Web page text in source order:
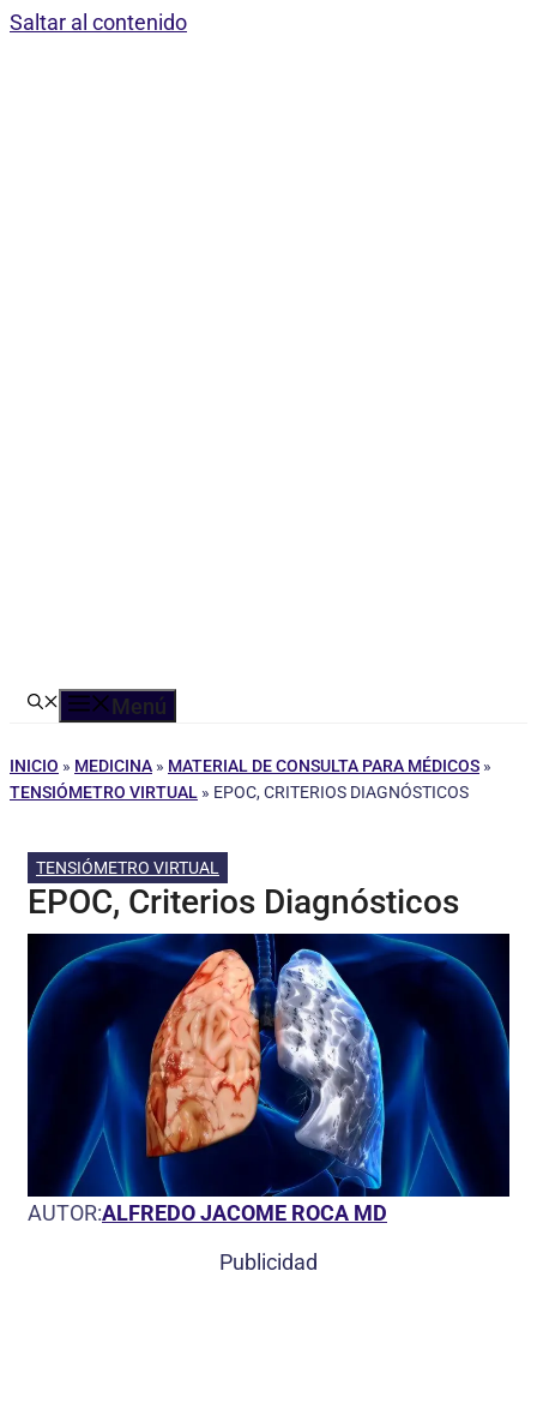
Saltar al contenido
Menú
INICIO » MEDICINA » MATERIAL DE CONSULTA PARA MÉDICOS »
TENSIÓMETRO VIRTUAL » EPOC, CRITERIOS DIAGNÓSTICOS
TENSIÓMETRO VIRTUAL
EPOC, Criterios Diagnósticos
AUTOR:ALFREDO JACOME ROCA MD
Publicidad